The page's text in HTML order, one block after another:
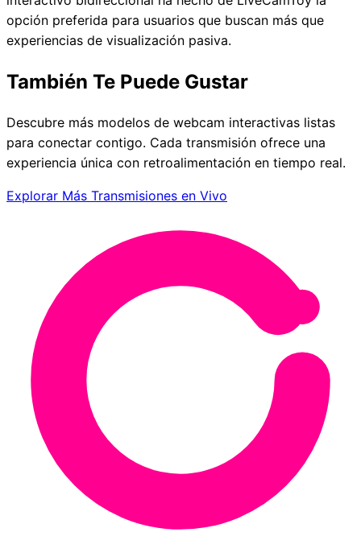
opción preferida para usuarios que buscan más que
experiencias de visualización pasiva.
También Te Puede Gustar
Descubre más modelos de webcam interactivas listas
para conectar contigo. Cada transmisión ofrece una
experiencia única con retroalimentación en tiempo real.
Explorar Más Transmisiones en Vivo